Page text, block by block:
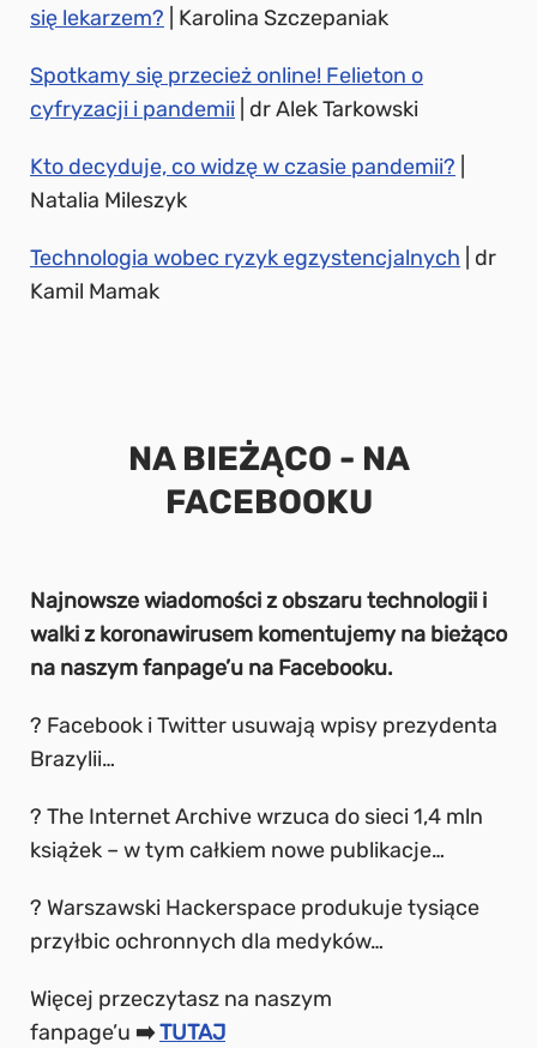
się lekarzem? | Karolina Szczepaniak
Spotkamy się przecież online! Felieton o
cyfryzacji i pandemii | dr Alek Tarkowski
Kto decyduje, co widzę w czasie pandemii?
Natalia Mileszyk
Technologia wobec ryzyk egzystencjalnych | dr
Kamil Mamak
NA BIEŻĄCO - NA
FACEBOOKU
Najnowsze wiadomości z obszaru technologii i
walki z koronawirusem komentujemy na bieżąco
na naszym fanpage’u na Facebooku.
? Facebook i Twitter usuwają wpisy prezydenta
Brazylii…
? The Internet Archive wrzuca do sieci 1,4 mln
książek – w tym całkiem nowe publikacje…
? Warszawski Hackerspace produkuje tysiące
przyłbic ochronnych dla medyków…
Więcej przeczytasz na naszym
fanpage’u ➡️TUTAJ